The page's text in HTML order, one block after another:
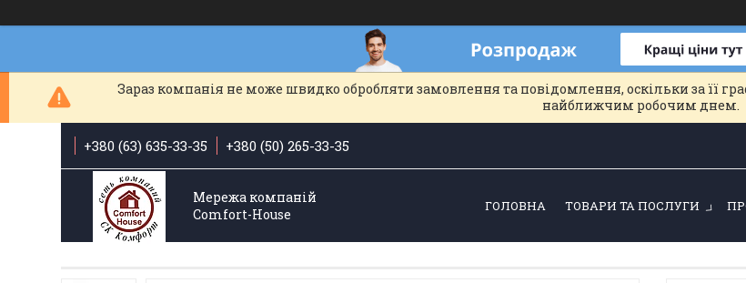
Зараз компанія не може швидко обробляти замовлення та повідомлення, оскільки за її
найближчим робочим днем.
+380 (63) 635-33-35 +380 (50) 265-33-35
Мережа компаній
Comfort-Hоuse
ГОЛОВНА ТОВАРИ ТА ПОСЛУГИ